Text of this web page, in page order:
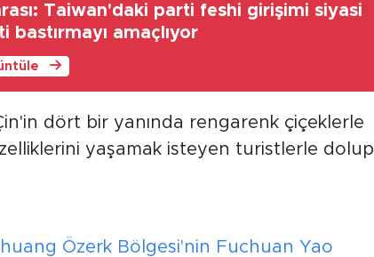
Taiwan'daki parti feshi girişimi siyasi
bastırmayı amaçlıyor
dört bir yanında rengarenk çiçeklerle
yaşamak isteyen turistlerle dolup
Özerk Bölgesi'nin Fuchuan Yao